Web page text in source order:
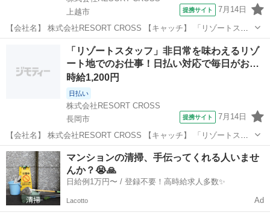
上越市
提携サイト 7月14日
【会社名】 株式会社RESORT CROSS 【キャッチ】 「リゾートスタ
ッフ」リゾート地で働きながら稼げる！すぐにお給料がもらえる日払
い制度あり！来社×履歴書いらずでらくちん！ 【コメント】 ＼新規ス
タッフ100名以上...
ホテル
「リゾートスタッフ」非日常を味わえるリゾ
ート地でのお仕事！日払い対応で毎日がお…
時給1,200円
日払い
株式会社RESORT CROSS
長岡市
提携サイト 7月14日
【会社名】 株式会社RESORT CROSS 【キャッチ】 「リゾートスタ
ッフ」非日常を味わえるリゾート地でのお仕事！日払い対応で毎日が
お給料日に！来社も履歴書も不要！ 【コメント】 ＼新規スタッフ100
名以上の大募集★...
新潟 長岡市
マンションの清掃、手伝ってくれる人いませ
んか？😭🙏
日給例1万円〜 / 登録不要！高時給求人多数✨
Lacotto Ad